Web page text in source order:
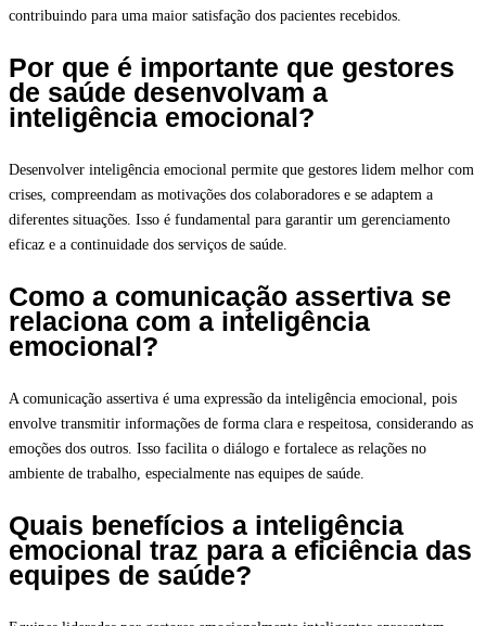
contribuindo para uma maior satisfação dos pacientes recebidos.
Por que é importante que gestores
de saúde desenvolvam a
inteligência emocional?
Desenvolver inteligência emocional permite que gestores lidem melhor com
crises, compreendam as motivações dos colaboradores e se adaptem a
diferentes situações. Isso é fundamental para garantir um gerenciamento
eficaz e a continuidade dos serviços de saúde.
Como a comunicação assertiva se
relaciona com a inteligência
emocional?
A comunicação assertiva é uma expressão da inteligência emocional, pois
envolve transmitir informações de forma clara e respeitosa, considerando as
emoções dos outros. Isso facilita o diálogo e fortalece as relações no
ambiente de trabalho, especialmente nas equipes de saúde.
Quais benefícios a inteligência
emocional traz para a eficiência das
equipes de saúde?